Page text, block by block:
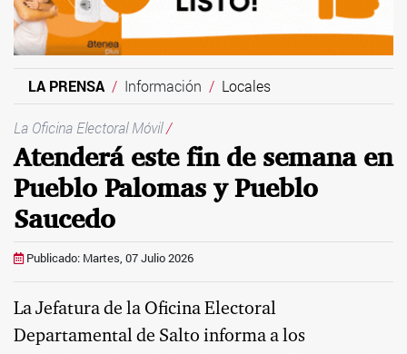
LA PRENSA Información Locales
La Oficina Electoral Móvil/
Atenderá este fin de semana en
Pueblo Palomas y Pueblo
Saucedo
Publicado: Martes, 07 Julio 2026
La Jefatura de la Oficina Electoral
Departamental de Salto informa a los